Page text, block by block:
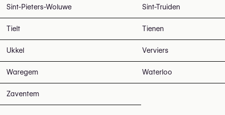
Sint-Pieters-Woluwe Sint-Truiden
Tielt Tienen
Ukkel Verviers
Waregem Waterloo
Zaventem